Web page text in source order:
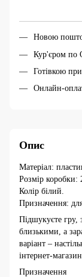
Новою
Кур'єром по
Готівкою
Онлайн-
Опис
Матеріал:
Розмір коробки:
Колір білий.
Призначення:
Підшукуєте гру,
близькими, а
варіант –
інтернет-
Призначення